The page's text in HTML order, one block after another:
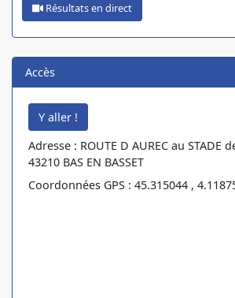
Résultats en direct
Accès
Adresse : ROUTE D AUREC au STADE
43210 BAS EN BASSET
Coordonnées GPS : 45.315044 ,